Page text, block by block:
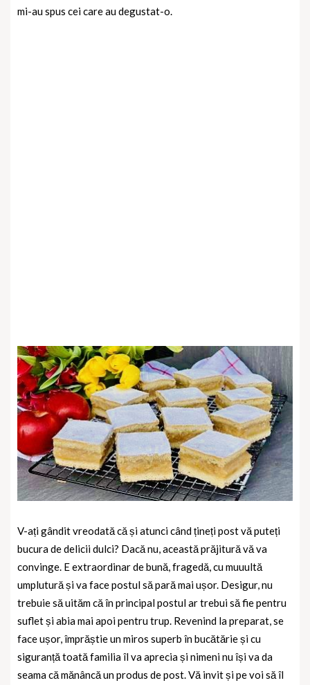
mi-au spus cei care au degustat-o.
V-ați gândit vreodată că și atunci când țineți post vă puteți
bucura de delicii dulci? Dacă nu, această prăjitură vă va
convinge. E extraordinar de bună, fragedă, cu muuultă
umplutură și va face postul să pară mai ușor. Desigur, nu
trebuie să uităm că în principal postul ar trebui să fie pentru
suflet și abia mai apoi pentru trup. Revenind la preparat, se
face ușor, împrăștie un miros superb în bucătărie și cu
siguranță toată familia îl va aprecia și nimeni nu își va da
seama că mănâncă un produs de post. Vă invit și pe voi să îl